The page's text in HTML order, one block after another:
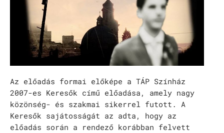
Az előadás formai előképe a TÁP Színház
2007-es Keresők című előadása, amely nagy
közönség- és szakmai sikerrel futott. A
Keresők sajátosságát az adta, hogy az
előadás során a rendező korábban felvett